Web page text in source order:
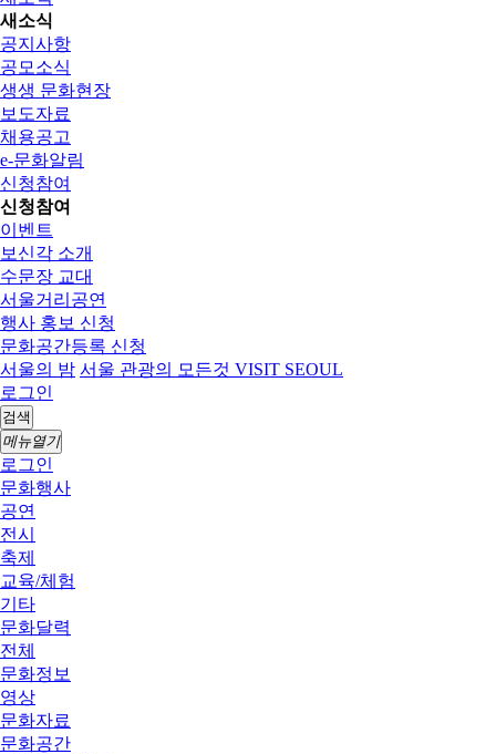
새소식
공지사항
공모소식
생생 문화현장
보도자료
채용공고
e-문화알림
신청참여
신청참여
이벤트
보신각 소개
수문장 교대
서울거리공연
행사 홍보 신청
문화공간등록 신청
서울의 밤 서울 관광의 모든것 VISIT SEOUL
로그인
검색
메뉴열기
로그인
문화행사
공연
전시
축제
교육/체험
기타
문화달력
전체
문화정보
영상
문화자료
문화공간